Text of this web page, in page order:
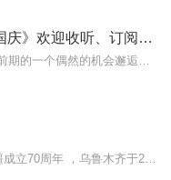
有声之夜|参赛作品|《国庆》欢迎收听、订阅、互动